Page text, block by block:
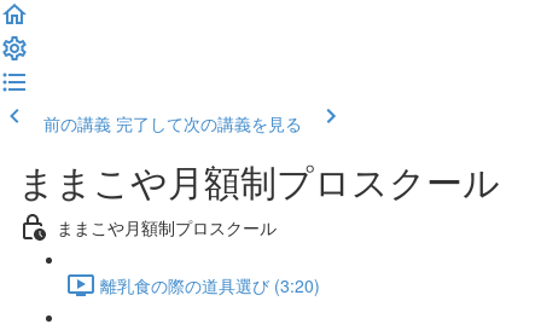
前の講義 完了して次の講義を見る
ままこや月額制プロスクール
ままこや月額制プロスクール
離乳食の際の道具選び (3:20)